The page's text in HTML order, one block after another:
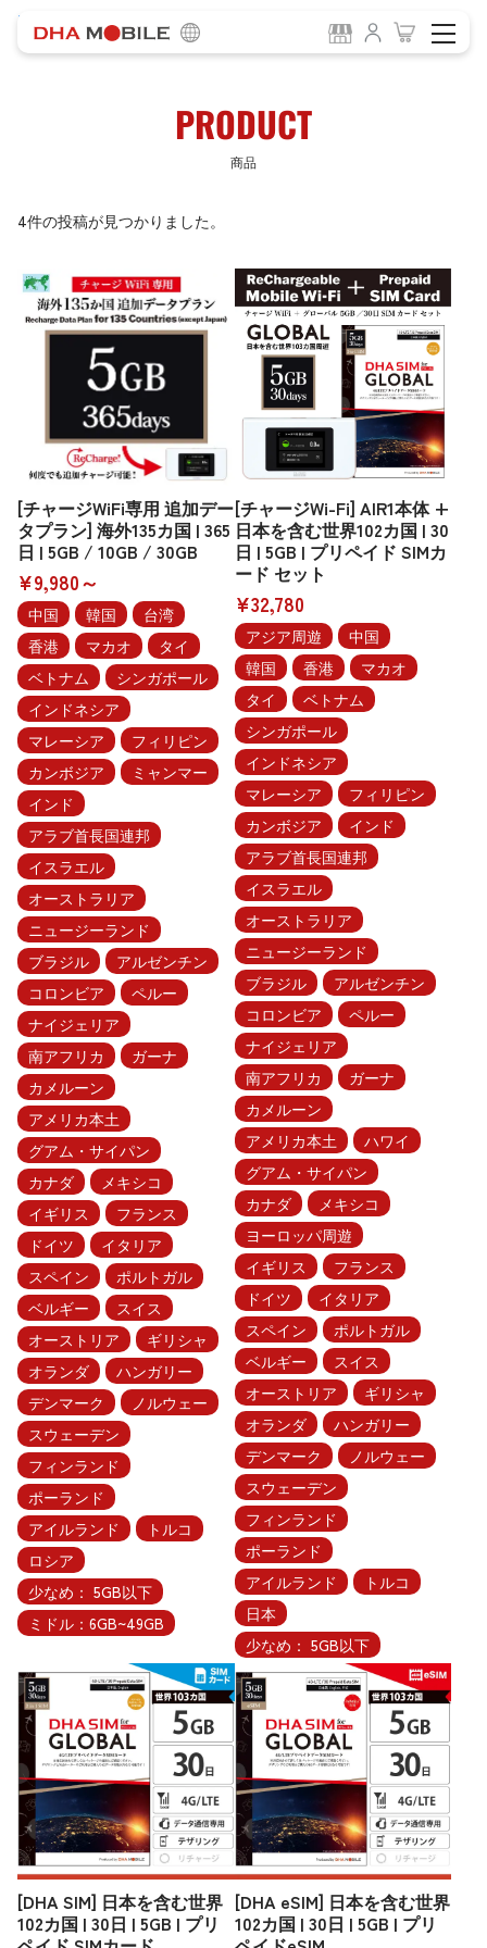
HOME
PRODUCT
商品
4件の投稿が見つかりました。
[チャージWiFi専用 追加デー
タプラン] 海外135カ国 | 365
日 | 5GB / 10GB / 30GB
¥9,980～
中国 韓国
台湾
香港
マカオ
タイ
ベトナム
シンガポール
インドネシア
マレーシア
フィリピン
カンボジア
ミャンマー
インド
アラブ首長国連邦
イスラエル
オーストラリア
ニュージーランド
ブラジル
アルゼンチン
コロンビア
ペルー
ナイジェリア
南アフリカ
ガーナ
カメルーン
アメリカ本土
グアム・サイパン
カナダ
メキシコ
イギリス
フランス
ドイツ
イタリア
スペイン
ポルトガル
ベルギー
スイス
オーストリア
ギリシャ
オランダ
ハンガリー
デンマーク
ノルウェー
スウェーデン
フィンランド
ポーランド
アイルランド
トルコ
ロシア
少なめ： 5GB以下
ミドル：6GB~49GB
[チャージWi-Fi] AIR1本体 +
日本を含む世界102カ国 | 30
日 | 5GB | プリペイド SIMカ
ード セット
¥32,780
アジア周遊
中国
韓国
香港
マカオ
タイ
ベトナム
シンガポール
インドネシア
マレーシア
フィリピン
カンボジア
インド
アラブ首長国連邦
イスラエル
オーストラリア
ニュージーランド
ブラジル
アルゼンチン
コロンビア
ペルー
ナイジェリア
南アフリカ
ガーナ
カメルーン
アメリカ本土
ハワイ
グアム・サイパン
カナダ
メキシコ
ヨーロッパ周遊
イギリス
フランス
ドイツ
イタリア
スペイン
ポルトガル
ベルギー
スイス
オーストリア
ギリシャ
オランダ
ハンガリー
デンマーク
ノルウェー
スウェーデン
フィンランド
ポーランド
アイルランド
トルコ
日本
少なめ： 5GB以下
[DHA SIM] 日本を含む世界
102カ国 | 30日 | 5GB | プリ
[DHA eSIM] 日本を含む世界
102カ国 | 30日 | 5GB | プリ